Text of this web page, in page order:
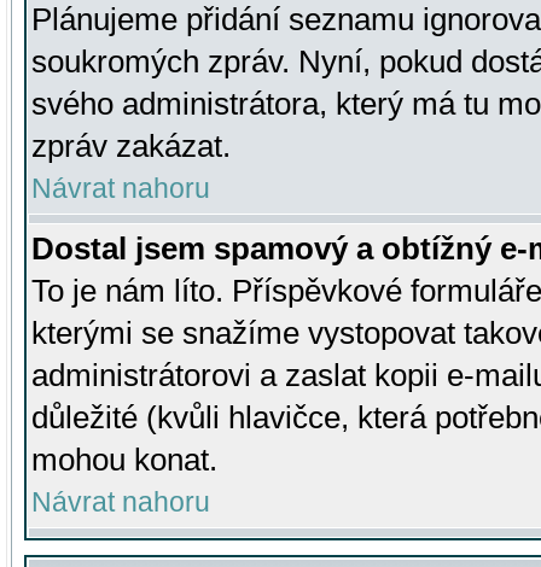
Plánujeme přidání seznamu
soukromých zpráv. Nyní, pokud
svého administrátora, který má tu
zpráv zakázat.
Návrat nahoru
Dostal jsem spamový a obtížný
To je nám líto. Příspěvkové
kterými se snažíme vystopovat
administrátorovi a zaslat kopii e-
důležité (kvůli hlavičce, která
mohou konat.
Návrat nahoru